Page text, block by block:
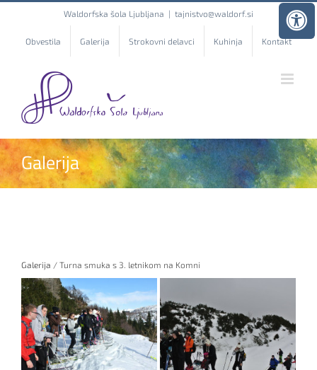
content
Waldorfska šola Ljubljana | tajnistvo@waldorf.si
Obvestila Galerija Strokovni delavci Kuhinja Kontakt
Galerija
Galerija / Turna smuka s 3. letnikom na Komni